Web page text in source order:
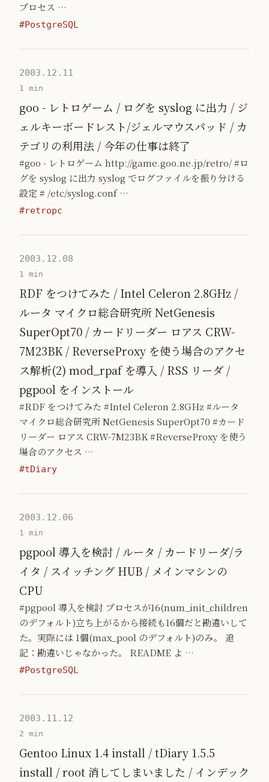
プロセス …
#PostgreSQL
2003.12.11
1 min
goo - レトロゲーム / ログを syslog に出力 / ジ
ェルキーボードレスト/ジェルマウスパッド / カ
テゴリの利用法 / 今年の仕事は終了
#goo - レトロゲーム http://game.goo.ne.jp/retro/ #ロ
グを syslog に出力 syslog でログファイルを振り分ける
設定 # /etc/syslog.conf …
#retropc
2003.12.08
1 min
RDF をつけてみた / Intel Celeron 2.8GHz /
ルータ マイクロ総合研究所 NetGenesis
SuperOpt70 / カードリーダー ロアス CRW-
7M23BK / ReverseProxy を使う場合のアクセ
ス解析(2) mod_rpaf を導入 / RSS リーダ /
pgpool をインストール
#RDF をつけてみた #Intel Celeron 2.8GHz #ルータ
マイクロ総合研究所 NetGenesis SuperOpt70 #カード
リーダー ロアス CRW-7M23BK #ReverseProxy を使う
場合のアクセス …
#tDiary
2003.12.06
1 min
pgpool 導入を検討 / ルータ / カードリーダ/ラ
イタ / スイッチング HUB / メインマシンの
CPU
#pgpool 導入を検討 プロセスが16(num_init_children
のデフォルト)立ち上がるから接続も16個だと勘違いして
た。実際には 1個(max_pool のデフォルト)のみ。 追
記：勘違いじゃなかった。 README よ …
#PostgreSQL
2003.11.12
2 min
Gentoo Linux 1.4 install / tDiary 1.5.5
install / root 消してしまいました / インデック